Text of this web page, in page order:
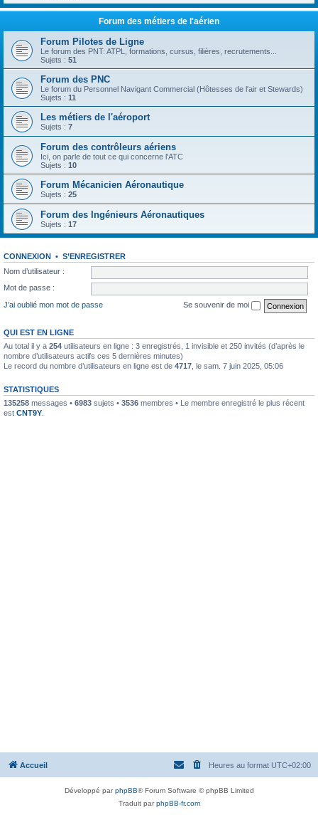
Forum des métiers de l'aérien
Forum Pilotes de Ligne
Le forum des PNT: ATPL, formations, cursus, filières, recrutements...
Sujets : 51
Forum des PNC
Le forum du Personnel Navigant Commercial (Hôtesses de l'air et Stewards)
Sujets : 11
Les métiers de l'aéroport
Sujets : 7
Forum des contrôleurs aériens
Ici, on parle de tout ce qui concerne l'ATC
Sujets : 10
Forum Mécanicien Aéronautique
Sujets : 25
Forum des Ingénieurs Aéronautiques
Sujets : 17
CONNEXION • S’ENREGISTRER
Nom d’utilisateur :
Mot de passe :
J’ai oublié mon mot de passe
Se souvenir de moi
QUI EST EN LIGNE
Au total il y a 254 utilisateurs en ligne : 3 enregistrés, 1 invisible et 250 invités (d’après le
nombre d’utilisateurs actifs ces 5 dernières minutes)
Le record du nombre d’utilisateurs en ligne est de 4717 , le sam. 7 juin 2025, 05:06
STATISTIQUES
135258 messages • 6983 sujets • 3536 membres • Le membre enregistré le plus récent
est CNT9Y
Accueil Heures au format UTC+02:00
Développé parphpBB® Forum Software © phpBB Limited
Traduit parphpBB-fr.com